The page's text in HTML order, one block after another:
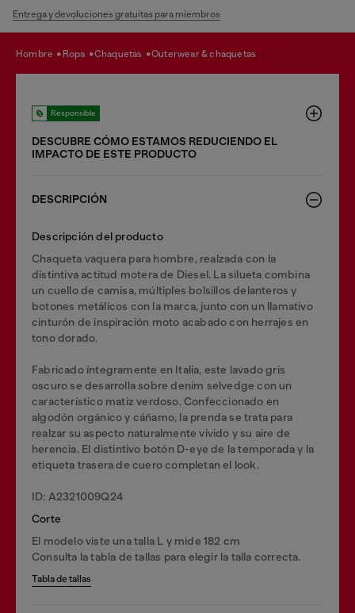
Entrega y devoluciones gratuitas para miembros
hombre ropa chaquetas outerwear & chaquetas
Responsible
DESCUBRE CÓMO ESTAMOS REDUCIENDO EL
IMPACTO DE ESTE PRODUCTO
DESCRIPCIÓN
Descripción del producto
Chaqueta vaquera para hombre, realzada con la
distintiva actitud motera de Diesel. La silueta combina
un cuello de camisa, múltiples bolsillos delanteros y
botones metálicos con la marca, junto con un llamativo
cinturón de inspiración moto acabado con herrajes en
tono dorado.
Fabricado íntegramente en Italia, este lavado gris
oscuro se desarrolla sobre denim selvedge con un
característico matiz verdoso. Confeccionado en
algodón orgánico y cáñamo, la prenda se trata para
realzar su aspecto naturalmente vivido y su aire de
herencia. El distintivo botón D-eye de la temporada y la
etiqueta trasera de cuero completan el look.
ID: A2321009Q24
Corte
El modelo viste una talla L y mide 182 cm
Consulta la tabla de tallas para elegir la talla correcta.
Tabla de tallas